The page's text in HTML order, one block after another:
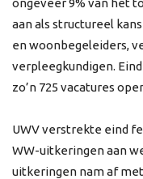
ongeveer 9% van het
aan als structureel
en woonbegeleiders,
verpleegkundigen.
zo’n 725 vacatures
UWV verstrekte eind
WW-uitkeringen aan
uitkeringen nam af